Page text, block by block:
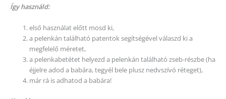
Így használd:
első használat előtt mosd ki,
a pelenkán található patentok segítségével válaszd ki a
megfelelő méretet,
a pelenkabetétet helyezd a pelenkán található zseb-részbe (ha
éjjelre adod a babára, tegyél bele plusz nedvszívó réteget),
már rá is adhatod a babára!